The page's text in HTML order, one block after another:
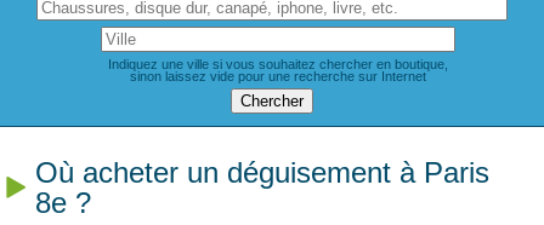
Indiquez une ville si vous souhaitez chercher en boutique,
sinon laissez vide pour une recherche sur Internet
Où acheter un déguisement à Paris
8e ?